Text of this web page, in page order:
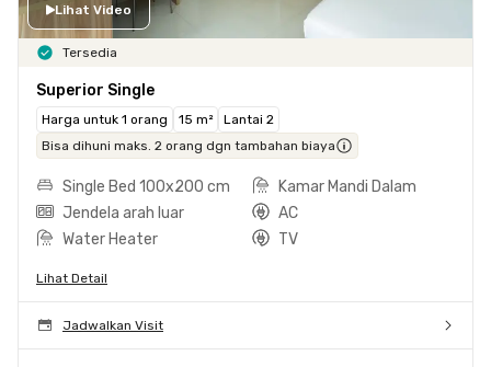
Lihat Video
Tersedia
Superior Single
Harga untuk 1 orang 15 m²
Lantai 2
Bisa dihuni maks. 2 orang dgn tambahan biaya
Single Bed 100x200 cm
Kamar Mandi Dalam
Jendela arah luar
AC
Water Heater
TV
Lihat Detail
Jadwalkan Visit